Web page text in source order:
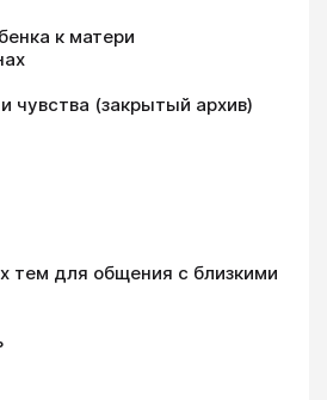
к матери
чувства (закрытый архив)
тем для общения с близкими